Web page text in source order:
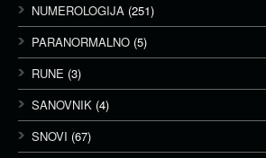
NUMEROLOGIJA (251)
PARANORMALNO (5)
RUNE (3)
SANOVNIK (4)
SNOVI (67)